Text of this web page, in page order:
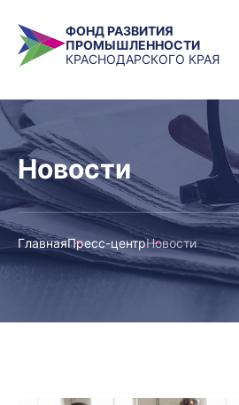
ФОНД РАЗВИТИЯ
ПРОМЫШЛЕННОСТИ
КРАСНОДАРСКОГО КРАЯ
Новости
ГлавнаяПресс-центрНовости